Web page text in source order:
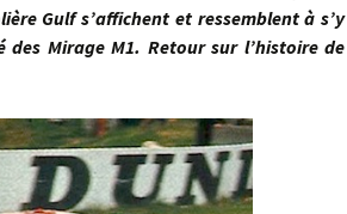
Gulf s’affichent et ressemblent à s’y
Mirage M1. Retour sur l’histoire de